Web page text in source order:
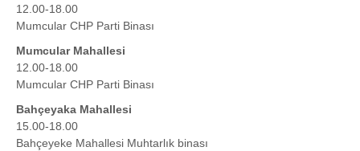
12.00-18.00
Mumcular CHP Parti Binası
Mumcular Mahallesi
12.00-18.00
Mumcular CHP Parti Binası
Bahçeyaka Mahallesi
15.00-18.00
Bahçeyeke Mahallesi Muhtarlık binası